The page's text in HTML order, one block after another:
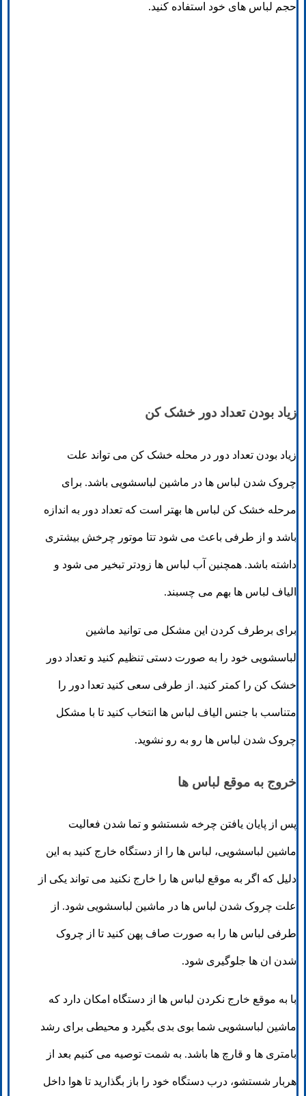
حجم لباس های خود استفاده کنید.
زیاد بودن تعداد دور خشک ‌کن
زیاد بودن تعداد دور در محله خشک کن می تواند علت
چروک شدن لباس ها در ماشین لباسشویی باشد. برای
مرحله خشک کن لباس ها بهتر است که تعداد دور به اندازه
باشد و از طرفی باعث می شود تتا موتور چرخش بیشتری
داشته باشد. همچنین آب لباس ها زودتر تبخیر می شود و
الیاف لباس ها بهم می چسبند.
برای برطرف کردن این مشکل می توانید ماشین
لباسشویی خود را به صورت دستی تنظیم کنید و تعداد دور
خشک کن را کمتر کنید. از طرفی سعی کنید تعدا دور را
متناسب با جنس الیاف لباس ها انتخاب کنید تا با مشکل
چروک شدن لباس ها رو به رو نشوید.
خروج به موقع لباس‌ ها
پس از پایان یافتن چرخه شستشو و تما شدن فعالیت
ماشین لباسشویی، لباس ها را از دستگاه خارج کنید به این
دلیل که اگر به موقع لباس ها را خارج نکنید می تواند یکی از
علت چروک شدن لباس ها در ماشین لباسشویی شود. از
طرفی لباس ها را به صورت صاف پهن کنید تا از چروک
شدن ان ها جلوگیری شود.
با به موقع خارج نکردن لباس ها از دستگاه امکان دارد که
ماشین لباسشویی شما بوی بدی بگیرد و محیطی برای رشد
بامتری ها و قارچ ها باشد. به شمت توصیه می کنیم بعد از
هربار شستشو، درب دستگاه خود را باز بگذارید تا هوا داخل